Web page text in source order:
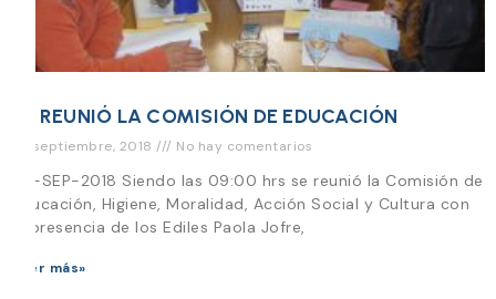
SE REUNIÓ LA COMISIÓN DE EDUCACIÓN
24 septiembre, 2018 No hay comentarios
24-SEP-2018 Siendo las 09:00 hrs se reunió la Comisión de
Educación, Higiene, Moralidad, Acción Social y Cultura con
la presencia de los Ediles Paola Jofre,
Leer más»